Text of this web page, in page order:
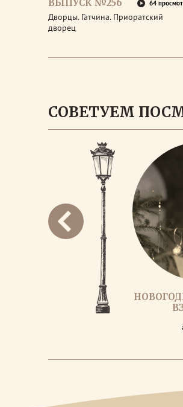
ВЫПУСК №256 64
Дворцы. Гатчина. Приоратский
дворец
СОВЕТУЕМ